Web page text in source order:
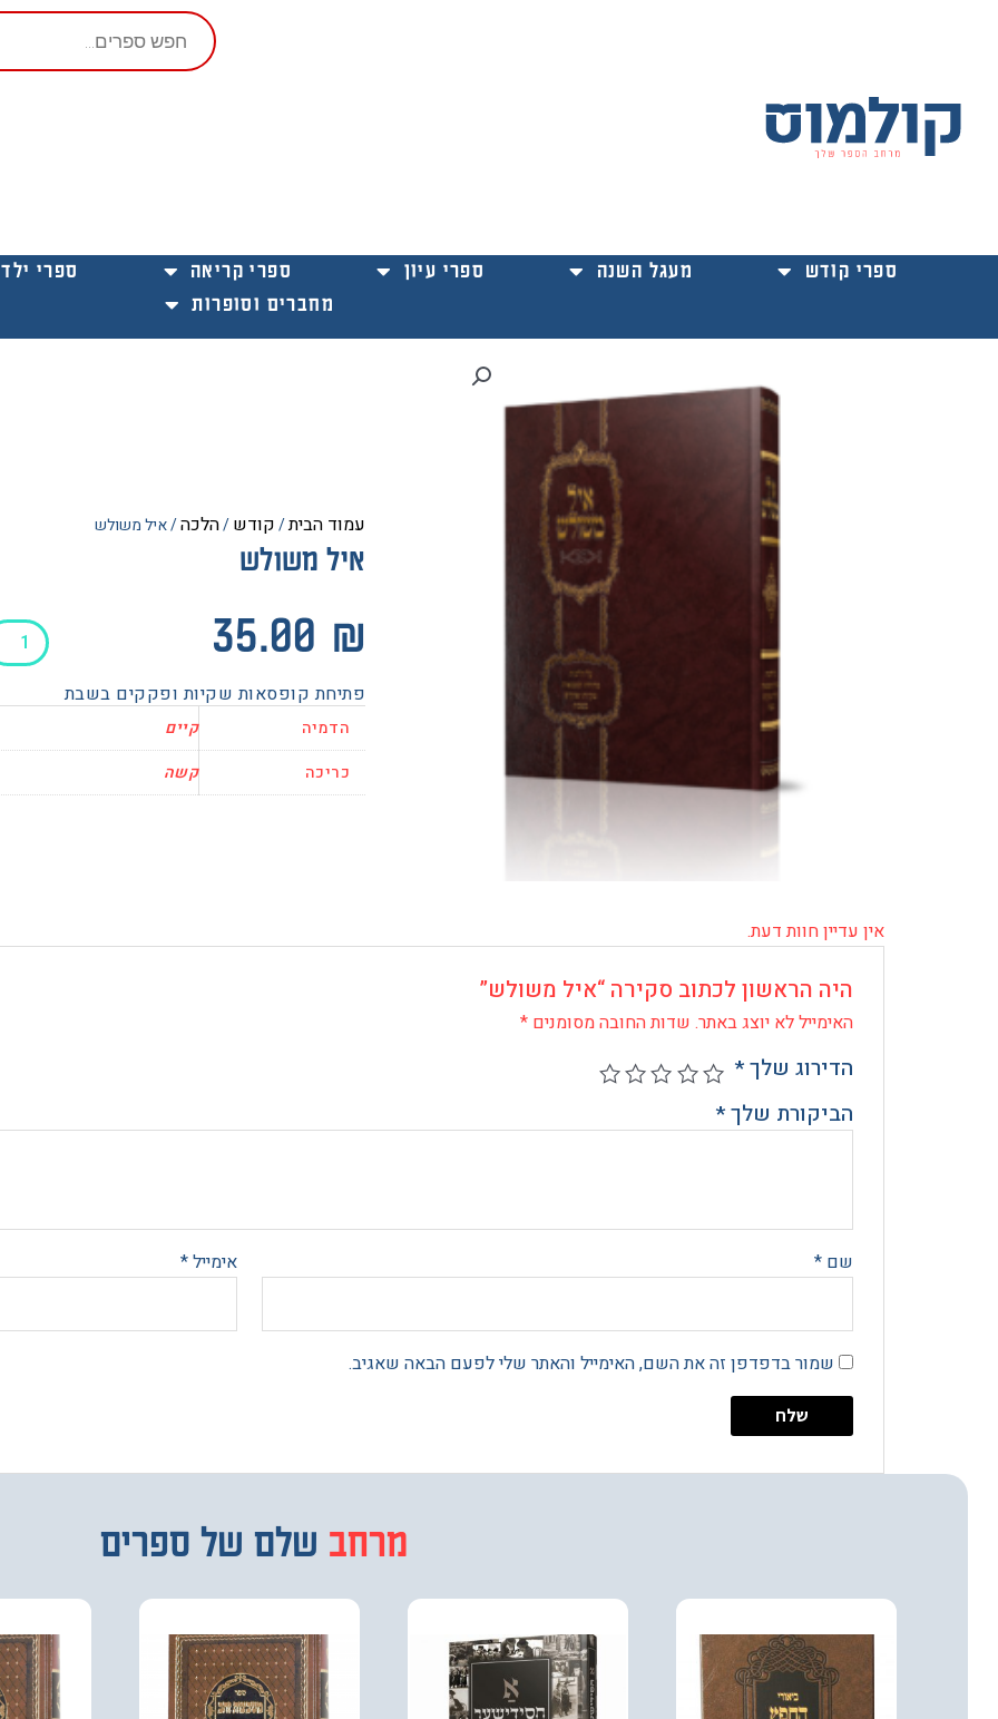
Products
search
ספרי קודש מעגל השנה ספרי עיון ספרי קריאה ספרי
מחברים וסופרות
עמוד הבית/קודש/הלכה/ איל משולש
איל משולש
35.00 ₪
כמות
של
איל
פתיחת קופסאות שקיות ופקקים בשבת
הדמיה
קיים
כריכה
קשה
אין עדיין חוות דעת.
היה הראשון לכתוב סקירה “איל משולש”
האימייל לא יוצג באתר. שדות החובה מסומנים *
הדירוג שלך*
הביקורת שלך*
שם * אימייל*
שמור בדפדפן זה את השם, האימייל והאתר שלי לפעם הבאה שאגיב.
מבחר שלם של ספרים